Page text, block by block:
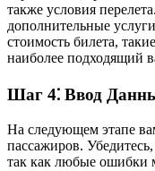
также условия
дополнительные
стоимость билета,
наиболее подходящий
Шаг 4⁚ Ввод
На следующем этапе
пассажиров.
так как любые ошибки